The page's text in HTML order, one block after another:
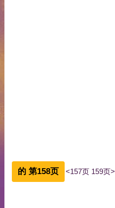
的 第158页 <157页 159页>